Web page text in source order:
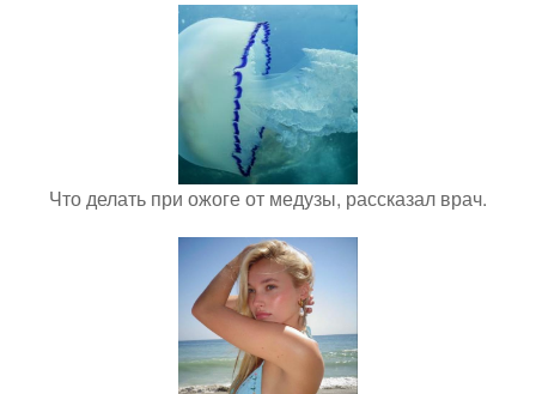
Что делать при ожоге от медузы, рассказал врач.